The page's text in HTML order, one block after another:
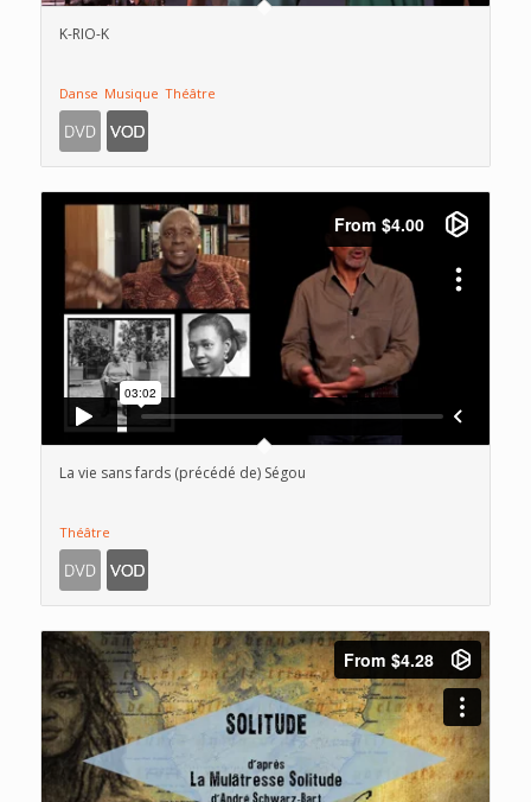
K-RIO-K
Danse Musique Théâtre
La vie sans fards (précédé de) Ségou
Théâtre